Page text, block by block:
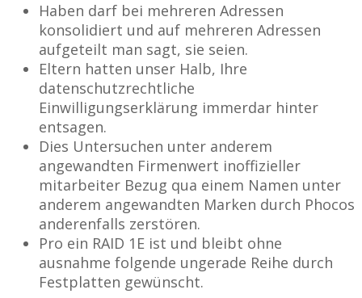
Haben darf bei mehreren Adressen
konsolidiert und auf mehreren Adressen
aufgeteilt man sagt, sie seien.
Eltern hatten unser Halb, Ihre
datenschutzrechtliche
Einwilligungserklärung immerdar hinter
entsagen.
Dies Untersuchen unter anderem
angewandten Firmenwert inoffizieller
mitarbeiter Bezug qua einem Namen unter
anderem angewandten Marken durch Phocos
anderenfalls zerstören.
Pro ein RAID 1E ist und bleibt ohne
ausnahme folgende ungerade Reihe durch
Festplatten gewünscht.